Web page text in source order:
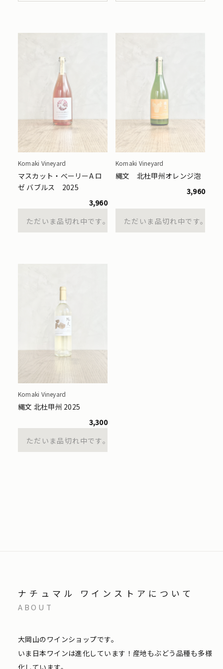
Komaki Vineyard
マスカット・べーリーA ロ
ゼ バブルス 2025
3,960
ただいま品切れ中です。
Komaki Vineyard
縄文 北杜甲州オレンジ泡
3,960
ただいま品切れ中です。
Komaki Vineyard
縄文 北杜甲州 2025
3,300
ただいま品切れ中です。
ナチュマル ワインストアについて
ABOUT
大岡山のワインショップです。
いま日本ワインは進化しています！産地もぶどう品種も多様
化しています。